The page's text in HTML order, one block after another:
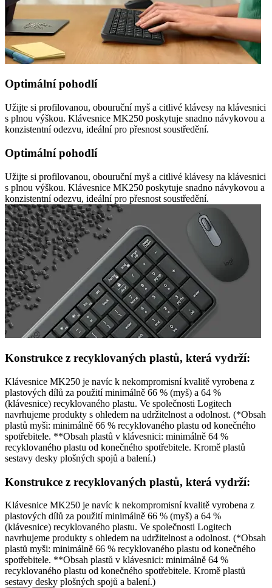
Optimální pohodlí
Užijte si profilovanou, obouruční myš a citlivé klávesy na klávesnici
s plnou výškou. Klávesnice MK250 poskytuje snadno návykovou a
konzistentní odezvu, ideální pro přesnost soustředění.
Optimální pohodlí
Užijte si profilovanou, obouruční myš a citlivé klávesy na klávesnici
s plnou výškou. Klávesnice MK250 poskytuje snadno návykovou a
konzistentní odezvu, ideální pro přesnost soustředění.
Konstrukce z recyklovaných plastů, která vydrží:
Klávesnice MK250 je navíc k nekompromisní kvalitě vyrobena z
plastových dílů za použití minimálně 66 % (myš) a 64 %
(klávesnice) recyklovaného plastu. Ve společnosti Logitech
navrhujeme produkty s ohledem na udržitelnost a odolnost. (*Obsah
plastů myši: minimálně 66 % recyklovaného plastu od konečného
spotřebitele. **Obsah plastů v klávesnici: minimálně 64 %
recyklovaného plastu od konečného spotřebitele. Kromě plastů
sestavy desky plošných spojů a balení.)
Konstrukce z recyklovaných plastů, která vydrží:
Klávesnice MK250 je navíc k nekompromisní kvalitě vyrobena z
plastových dílů za použití minimálně 66 % (myš) a 64 %
(klávesnice) recyklovaného plastu. Ve společnosti Logitech
navrhujeme produkty s ohledem na udržitelnost a odolnost. (*Obsah
plastů myši: minimálně 66 % recyklovaného plastu od konečného
spotřebitele. **Obsah plastů v klávesnici: minimálně 64 %
recyklovaného plastu od konečného spotřebitele. Kromě plastů
sestavy desky plošných spojů a balení.)